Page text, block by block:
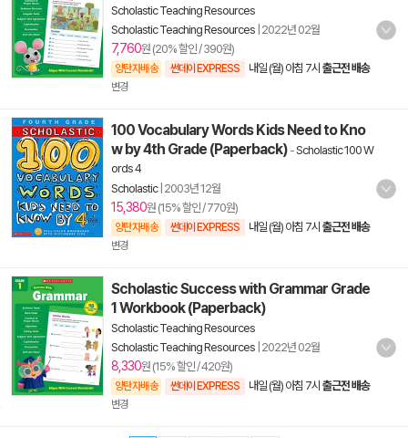
Scholastic Teaching Resources
Scholastic Teaching Resources 2022년 02월
7,760원 (20% 할인 / 390원)
양탄자배송 썬데이 EXPRESS 내일 (월) 아침 7시 출근전 배송
변경
100 Vocabulary Words Kids Need to Kno
w by 4th Grade (Paperback) -Scholastic 100 W
ords 4
Scholastic| 2003년 12월
15,380원 (15% 할인 / 770원)
양탄자배송 썬데이 EXPRESS 내일 (월) 아침 7시 출근전 배송
변경
Scholastic Success with Grammar Grade
1 Workbook (Paperback)
Scholastic Teaching Resources
Scholastic Teaching Resources 2022년 02월
8,330원 (15% 할인 / 420원)
양탄자배송 썬데이 EXPRESS 내일 (월) 아침 7시 출근전 배송
변경